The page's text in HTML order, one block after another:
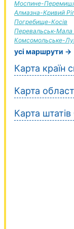
Моспине-
Алмазна-Кривий
Погребище-Косів
Перевальськ-Мала
Комсомольське-
усі маршрути →
Карта країн
Карта
Карта